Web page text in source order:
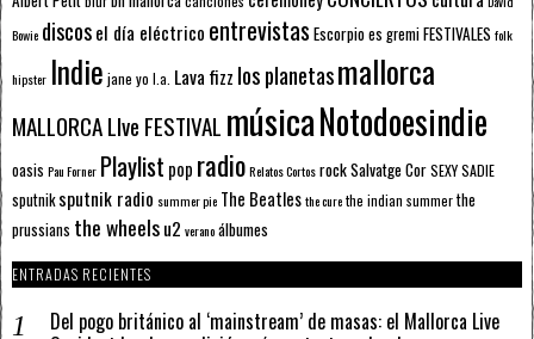
Bowie discosel día eléctrico entrevistas Escorpioes gremiFESTIVALES folk
hipster Indie jane yo l.a. Lava fizz los planetasmallorca
MALLORCA LIve FESTIVAL músicaNotodoesindie
oasis Pau Forner Playlist pop radioRelatos CortosrockSalvatge CorSEXY SADIE
sputnik sputnik radio summer pie The Beatlesthe curethe indian summerthe
prussians the wheelsu2 veranoálbumes
ENTRADAS RECIENTES
Del pogo británico al ‘mainstream’ de masas: el Mallorca Live